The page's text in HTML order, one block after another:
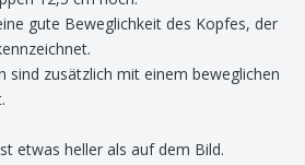
gute Beweglichkeit des Kopfes, der
sind zusätzlich mit einem beweglichen
etwas heller als auf dem Bild.